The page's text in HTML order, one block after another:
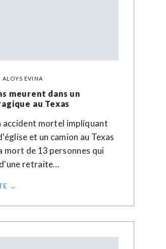
ALOYS EVINA
meurent dans un
au Texas
accident mortel impliquant
et un camion au Texas
mort de 13 personnes qui
retraite…
→